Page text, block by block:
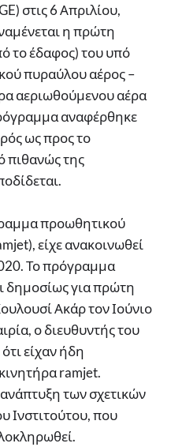
στις 6 Απριλίου,
η πρώτη
το έδαφος) του υπό
πυραύλου αέρος –
αεριωθούμενου αέρα
αναφέρθηκε
ως προς το
πιθανώς της
προωθητικού
είχε ανακοινωθεί
Το πρόγραμμα
δημοσίως για πρώτη
Ακάρ τον Ιούνιο
ο διευθυντής του
είχαν ήδη
ramjet.
των σχετικών
Ινστιτούτου, που